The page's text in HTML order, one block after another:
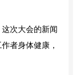
次大会的新闻
者身体健康，